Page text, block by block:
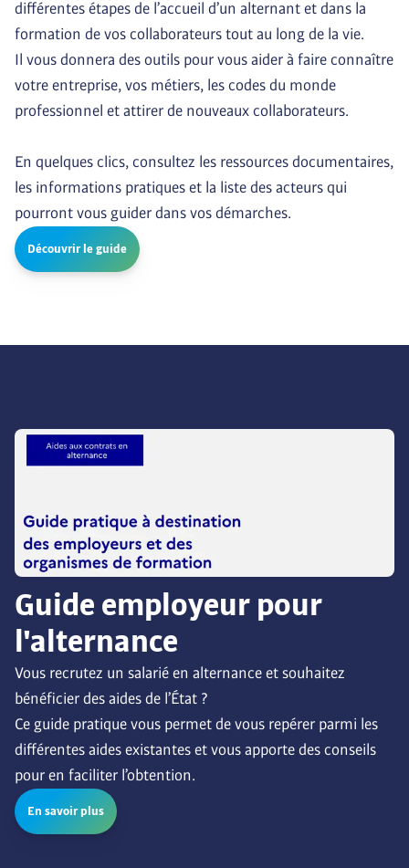
différentes étapes de l’accueil d’un alternant et dans la
formation de vos collaborateurs tout au long de la vie.
Il vous donnera des outils pour vous aider à faire connaître
votre entreprise, vos métiers, les codes du monde
professionnel et attirer de nouveaux collaborateurs.
En quelques clics, consultez les ressources documentaires,
les informations pratiques et la liste des acteurs qui
pourront vous guider dans vos démarches.
Découvrir le guide
Guide employeur pour
l'alternance
Vous recrutez un salarié en alternance et souhaitez
bénéficier des aides de l’État ?
Ce guide pratique vous permet de vous repérer parmi les
différentes aides existantes et vous apporte des conseils
pour en faciliter l’obtention.
En savoir plus